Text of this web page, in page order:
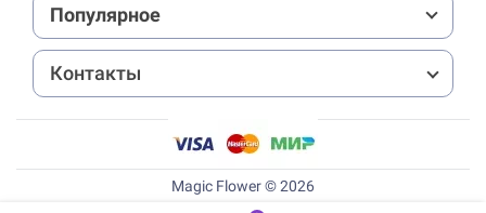
Популярное
Контакты
Magic Flower © 2026